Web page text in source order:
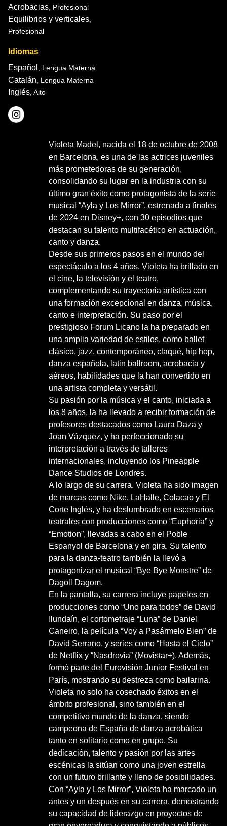
Acrobacias, Profesional
Equilibrios y verticales,
Profesional
Idiomas
Español , Lengua Materna
Catalán, Lengua Materna
Inglés, Alto
Violeta Madel, nacida el 18 de octubre de 2008
en Barcelona, es una de las actrices juveniles
más prometedoras de su generación,
consolidando su lugar en la industria con su
último gran éxito como protagonista de la serie
musical “Ayla y Los Mirror”, estrenada a finales
de 2024 en Disney+, con 30 episodios que
destacan su talento multifacético en actuación,
canto y danza.
Desde sus primeros pasos en el mundo del
espectáculo a los 4 años, Violeta ha brillado en
el cine, la televisión y el teatro,
complementando su trayectoria artística con
una formación excepcional en danza, música,
canto e interpretación. Su paso por el
prestigioso Forum Licano la ha preparado en
una amplia variedad de estilos, como ballet
clásico, jazz, contemporáneo, claqué, hip hop,
danza española, latin ballroom, acrobacia y
aéreos, habilidades que la han convertido en
una artista completa y versátil.
Su pasión por la música y el canto, iniciada a
los 8 años, la ha llevado a recibir formación de
profesores destacados como Laura Daza y
Joan Vázquez, y ha perfeccionado su
interpretación a través de talleres
internacionales, incluyendo los Pineapple
Dance Studios de Londres.
A lo largo de su carrera, Violeta ha sido imagen
de marcas como Nike, LaHalle, Colacao y El
Corte Inglés, y ha deslumbrado en escenarios
teatrales con producciones como “Euphoria” y
“Emotion”, llevadas a cabo en el Poble
Espanyol de Barcelona y en gira. Su talento
para la danza-teatro también la llevó a
protagonizar el musical “Bye Bye Monstre” de
Dagoll Dagom.
En la pantalla, su carrera incluye papeles en
producciones como “Uno para todos” de David
Ilundaín, el cortometraje “Luna” de Daniel
Caneiro, la película “Voy a Pasármelo Bien” de
David Serrano, y series como “Hasta el Cielo”
de Netflix y “Nasdrovia” (Movistar+). Además,
formó parte del Eurovisión Junior Festival en
París, mostrando su destreza como bailarina.
Violeta no solo ha cosechado éxitos en el
ámbito profesional, sino también en el
competitivo mundo de la danza, siendo
campeona de España de danza acrobática
tanto en solitario como en grupo. Su
dedicación, talento y pasión por las artes
escénicas la sitúan como una joven estrella
con un futuro brillante y lleno de posibilidades.
Con “Ayla y Los Mirror”, Violeta ha marcado un
antes y un después en su carrera, demostrando
su capacidad de liderazgo en proyectos de